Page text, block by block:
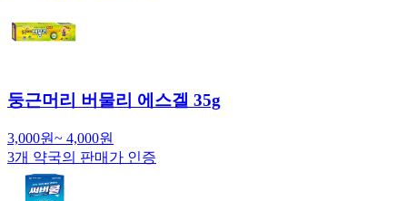
둥근머리 버물리 에스겔 35g
3,000원~ 4,000원
3개 약국의 판매가 인증